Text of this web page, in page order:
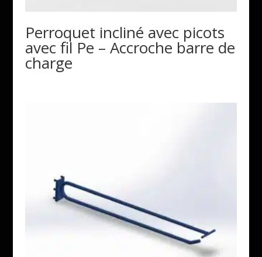
Perroquet incliné avec picots
avec fil Pe – Accroche barre de
charge